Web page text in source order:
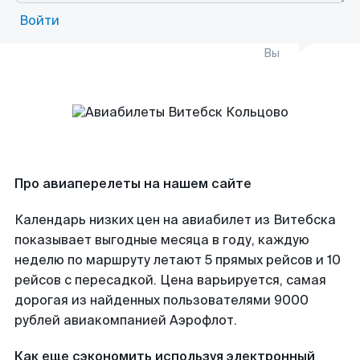
Войти
Вы
Про авиаперелеты на нашем сайте
Календарь низких цен на авиабилет из Витебска
показывает выгодные месяца в году, каждую
неделю по маршруту летают 5 прямых рейсов и 10
рейсов с пересадкой. Цена варьируется, самая
дорогая из найденных пользователями 9000
рублей авиакомпанией Аэрофлот.
Как еще сэкономить используя электронный